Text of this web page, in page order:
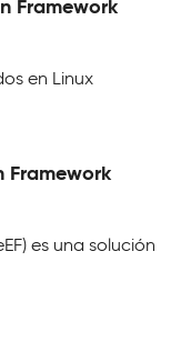
Framework
en Linux
Framework
es una solución